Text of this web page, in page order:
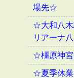
場先☆
☆大和八木
リアーナ
☆橿原神宮
☆夏季休業